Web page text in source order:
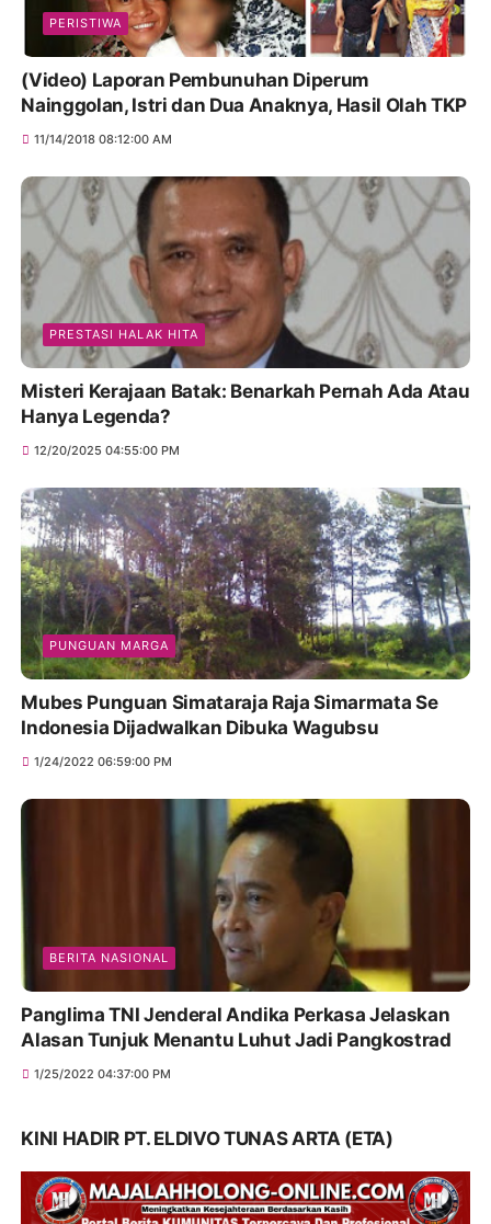
PERISTIWA
(Video) Laporan Pembunuhan Diperum
Nainggolan, Istri dan Dua Anaknya, Hasil Olah TKP
11/14/2018 08:12:00 AM
PRESTASI HALAK HITA
Misteri Kerajaan Batak: Benarkah Pernah Ada Atau
Hanya Legenda?
12/20/2025 04:55:00 PM
PUNGUAN MARGA
Mubes Punguan Simataraja Raja Simarmata Se
Indonesia Dijadwalkan Dibuka Wagubsu
1/24/2022 06:59:00 PM
BERITA NASIONAL
Panglima TNI Jenderal Andika Perkasa Jelaskan
Alasan Tunjuk Menantu Luhut Jadi Pangkostrad
1/25/2022 04:37:00 PM
KINI HADIR PT. ELDIVO TUNAS ARTA (ETA)